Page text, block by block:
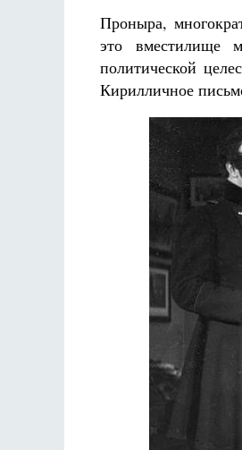
Проныра,
это вместилище
политической
Кирилличное